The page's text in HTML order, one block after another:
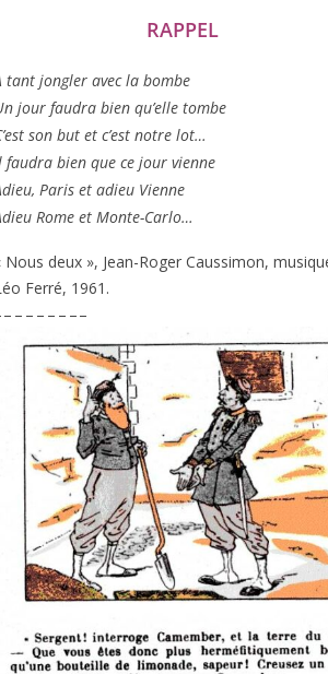
RAPPEL
tant jon­gler avec la bombe
jour fau­dra bien qu’elle tombe
son but et c’est notre lot…
fau­dra bien que ce jour vienne
Paris et adieu Vienne
Rome et Monte-Carlo…
Nous deux », Jean-Roger Caussimon,
Ferré, 1961 .
– – – – – – – –